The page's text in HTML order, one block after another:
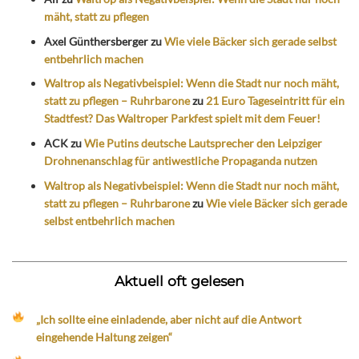
mäht, statt zu pflegen
Axel GünthersbergerzuWie viele Bäcker sich gerade selbst
entbehrlich machen
Waltrop als Negativbeispiel: Wenn die Stadt nur noch mäht,
statt zu pflegen – Ruhrbaronezu 21 Euro Tageseintritt für ein
Stadtfest? Das Waltroper Parkfest spielt mit dem Feuer!
ACKzuWie Putins deutsche Lautsprecher den Leipziger
Drohnenanschlag für antiwestliche Propaganda nutzen
Waltrop als Negativbeispiel: Wenn die Stadt nur noch mäht,
statt zu pflegen – RuhrbaronezuWie viele Bäcker sich gerade
selbst entbehrlich machen
Aktuell oft gelesen
„Ich sollte eine einladende, aber nicht auf die Antwort
eingehende Haltung zeigen“